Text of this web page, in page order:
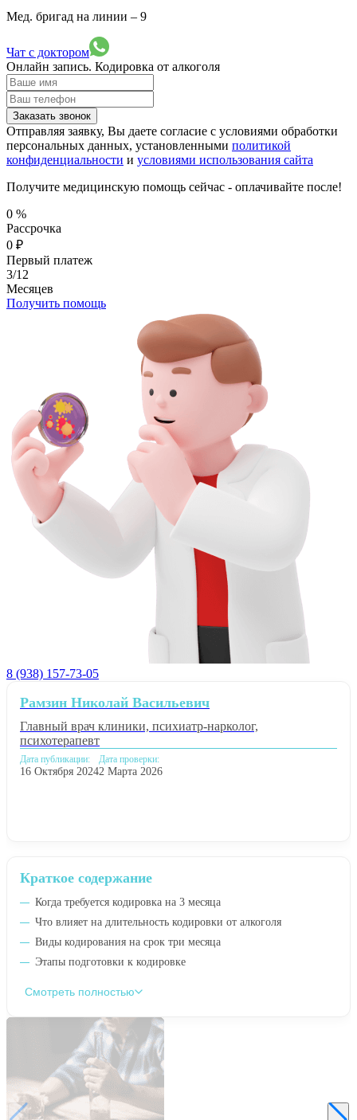
Мед. бригад на линии – 9
Чат с доктором
Онлайн запись. Кодировка от алкоголя
Заказать звонок
Отправляя заявку, Вы даете согласие с условиями обработки
персональных данных, установленными политикой
конфиденциальности и условиями использования сайта
Получите медицинскую помощь сейчас - оплачивайте после!
0 %
Рассрочка
0 ₽
Первый платеж
3/12
Месяцев
Получить помощь
8 (938) 157-73-05
Краткое содержание
Когда требуется кодировка на 3 месяца
Что влияет на длительность кодировки от алкоголя
Виды кодирования на срок три месяца
Этапы подготовки к кодировке
Смотреть полностью
Рамзин Николай Васильевич
Главный врач клиники, психиатр-нарколог,
психотерапевт
Дата публикации:
16 Октября 2024
Дата проверки:
2 Марта 2026